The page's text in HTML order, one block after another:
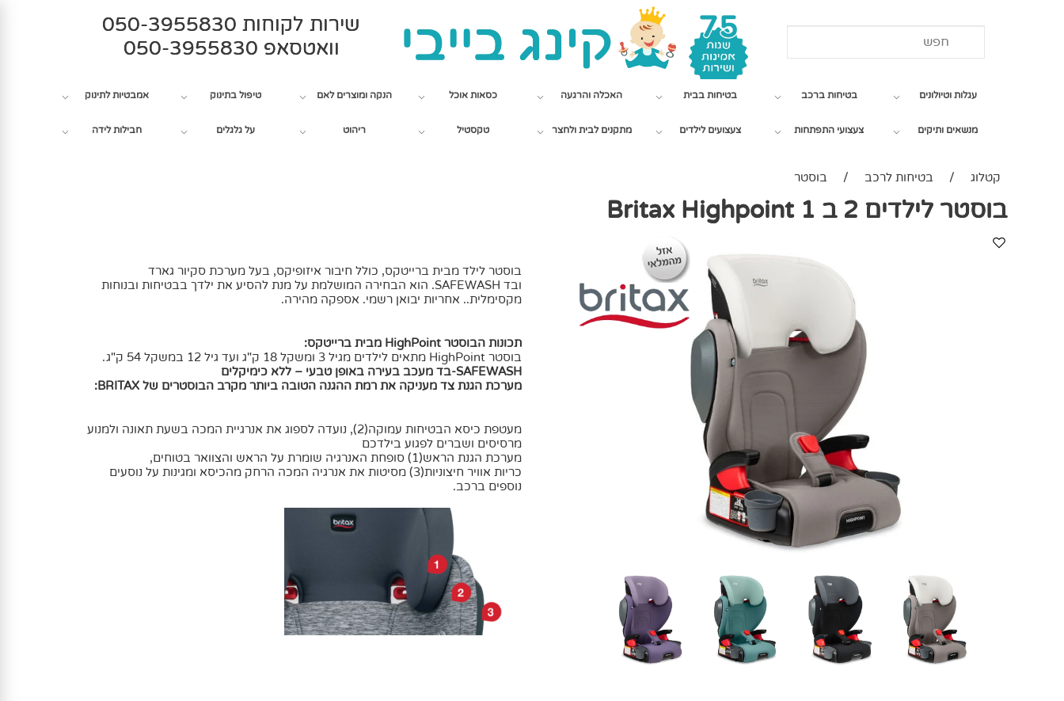
שירות לקוחות 050-3955830
וואטסאפ 050-3955830
עגלות וטיולונים בטיחות ברכב בטיחות בבית האכלה והרגעה כסאות אוכל הנקה ומוצרים לאם טיפול בתינוק אמבטיות לתינוק
מנשאים ותיקים צעצועי התפתחות צעצועים לילדים מתקנים לבית ולחצר טקסטיל ריהוט על גלגלים חבילות לידה
קטלוג / בטיחות לרכב / בוסטר
בוסטר לילדים 2 ב 1 Britax Highpoint
בוסטר לילד מבית ברייטקס, כולל חיבור איזופיקס, בעל מערכת סקיור גארד
ובד SAFEWASH
. הוא הבחירה המושלמת על מנת להסיע את ילדך בבטיחות ובנוחות
מקסימלית.. אחריות יבואן רשמי. אספקה מהירה.
תכונות הבוסטר HighPoint מבית ברייטקס:
בוסטר HighPoint מתאים לילדים מגיל 3 ומשקל 18 ק"ג ועד גיל 12 במשקל 54 ק"ג.
SAFEWASH-בד מעכב בעירה באופן טבעי – ללא כימיקלים
מערכת הגנת צד מעניקה את רמת ההגנה הטובה ביותר מקרב הבוסטרים של BRITAX
:
מעטפת כיסא הבטיחות עמוקה(2), נועדה לספוג את אנרגיית המכה בשעת תאונה ולמנוע
מרסיסים ושברים לפגוע בילדכם
מערכת הגנת הראש(1) סופחת האנרגיה שומרת על הראש והצוואר בטוחים,
כריות אוויר חיצוניות(3) מסיטות את אנרגיה המכה הרחק מהכיסא ומגינות על נוסעים
נוספים ברכב.